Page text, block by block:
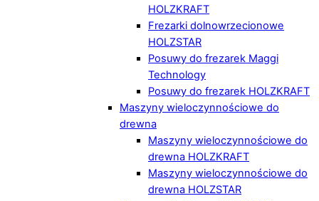
HOLZKRAFT
Frezarki dolnowrzecionowe
HOLZSTAR
Posuwy do frezarek Maggi
Technology
Posuwy do frezarek HOLZKRAFT
Maszyny wieloczynnościowe do
drewna
Maszyny wieloczynnościowe do
drewna HOLZKRAFT
Maszyny wieloczynnościowe do
drewna HOLZSTAR